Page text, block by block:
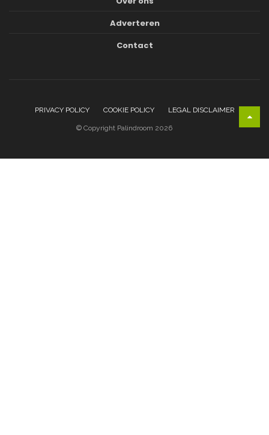
Adverteren
Contact
PRIVACY POLICY COOKIE POLICY LEGAL DISCLAIMER
© Copyright Palindroom 2026